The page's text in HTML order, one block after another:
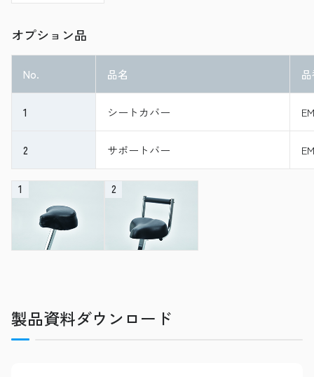
オプション品
No. 品名
1 シートカバー
2 サポートバー
1 2
製品資料ダウンロード